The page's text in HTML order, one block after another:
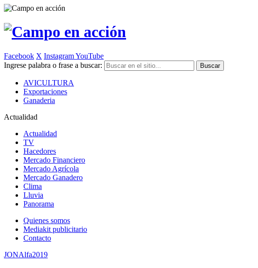
Facebook X InstagramYouTube
Ingrese palabra o frase a buscar:
AVICULTURA
Exportaciones
Ganaderia
Actualidad
Actualidad
TV
Hacedores
Mercado Financiero
Mercado Agrícola
Mercado Ganadero
Clima
Lluvia
Panorama
Quienes somos
Mediakit publicitario
Contacto
JONAlfa2019